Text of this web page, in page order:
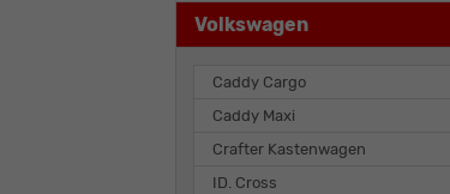
Volkswagen
Caddy Cargo
Caddy Maxi
Crafter Kastenwagen
ID. Cross